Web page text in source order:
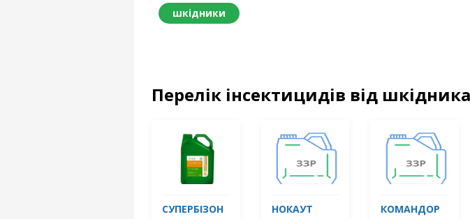
шкідники
Перелік інсектицидів від
СУПЕРБІЗОН НОКАУТ КОМАНДОР